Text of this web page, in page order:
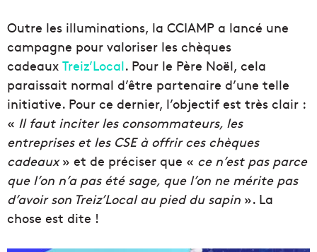
Outre les illuminations, la CCIAMP a lancé une
campagne pour valoriser les chèques
cadeaux Treiz’Local. Pour le Père Noël, cela
paraissait normal d’être partenaire d’une telle
initiative. Pour ce dernier, l’objectif est très clair :
« Il faut inciter les consommateurs, les
entreprises et les CSE à offrir ces chèques
cadeaux» et de préciser que « ce n’est pas parce
que l’on n’a pas été sage, que l’on ne mérite pas
d’avoir son Treiz’Local au pied du sapin ». La
chose est dite !